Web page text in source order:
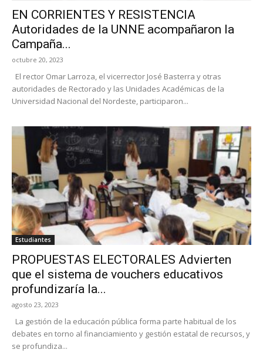
EN CORRIENTES Y RESISTENCIA
Autoridades de la UNNE acompañaron la
Campaña...
octubre 20, 2023
El rector Omar Larroza, el vicerrector José Basterra y otras
autoridades de Rectorado y las Unidades Académicas de la
Universidad Nacional del Nordeste, participaron...
Estudiantes
PROPUESTAS ELECTORALES Advierten
que el sistema de vouchers educativos
profundizaría la...
agosto 23, 2023
La gestión de la educación pública forma parte habitual de los
debates en torno al financiamiento y gestión estatal de recursos, y
se profundiza...